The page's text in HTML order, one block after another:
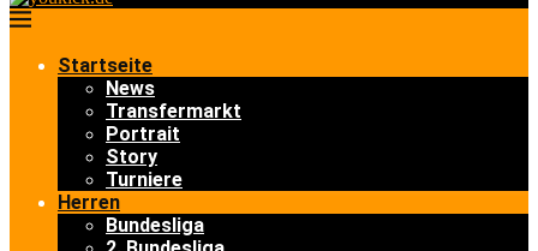
Startseite
News
Transfermarkt
Portrait
Story
Turniere
Herren
Bundesliga